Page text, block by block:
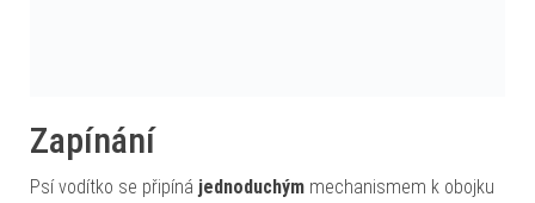
Zapínání
Psí vodítko se připíná jednoduchým mechanismem k obojku